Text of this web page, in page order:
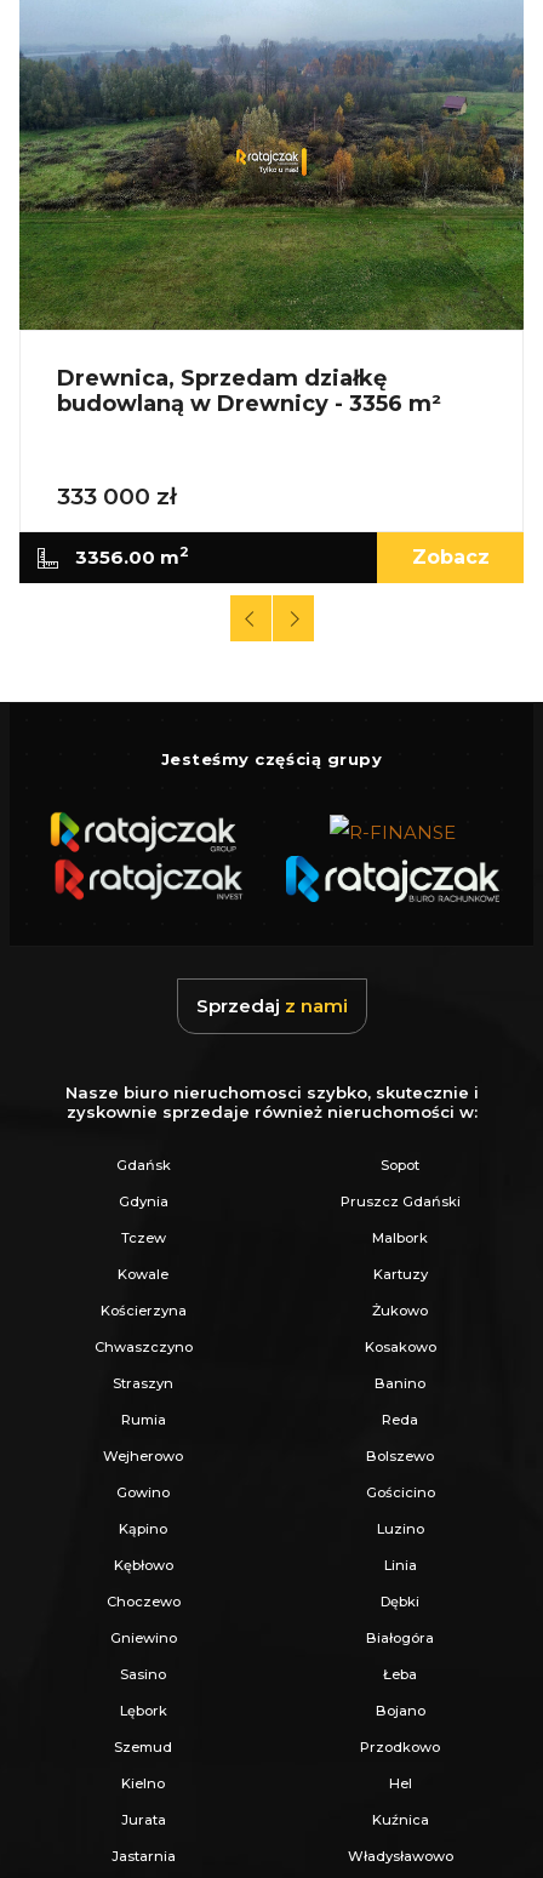
pod inwestycję.
Wszystkie nasze transakcje są objęte
ubezpieczeniem OC w PZU.
Z nami u Notariusza otrzymasz Ofertę
Specjalną.
Więcej podobnych ofert znajdziesz na naszej
stronie:www.ratajczaknieruchomosci.pl
Drewnica, Sprzedam działkę
budowlaną w Drewnicy - 3356 m²
333 000 zł
3356.00 m2 Zobacz
Jesteśmy częścią grupy
Sprzedaj z nami
Nasze biuro nieruchomosci szybko, skutecznie i
zyskownie sprzedaje również nieruchomości w:
Gdańsk Sopot
Gdynia Pruszcz Gdański
Tczew Malbork
Kowale Kartuzy
Kościerzyna Żukowo
Chwaszczyno Kosakowo
Straszyn Banino
Rumia Reda
Wejherowo Bolszewo
Gowino Gościcino
Kąpino Luzino
Kębłowo Linia
Choczewo Dębki
Gniewino Białogóra
Sasino Łeba
Lębork Bojano
Szemud Przodkowo
Kielno Hel
Jurata Kuźnica
Jastarnia Władysławowo